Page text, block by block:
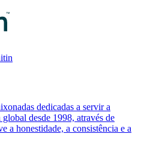
dedicadas a servir a
desde 1998, através de
a honestidade, a consistência e a